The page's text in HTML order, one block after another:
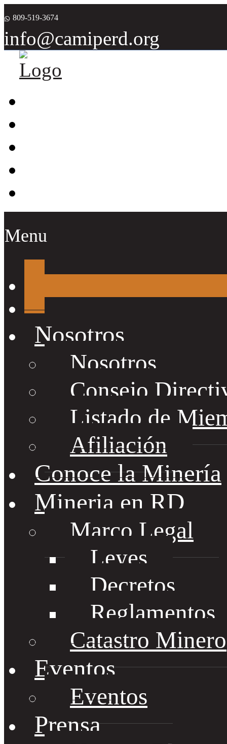
809-519-3674
info@camiperd.org
Menu
Nosotros
Nosotros
Consejo
Listado de
Afiliación
Conoce la Minería
Mineria en RD
Marco Legal
Leyes
Decretos
Reglamentos
Catastro Minero
Eventos
Eventos
Prensa